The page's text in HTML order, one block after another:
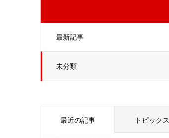
最新記事
未分類
最近の記事 トピックス